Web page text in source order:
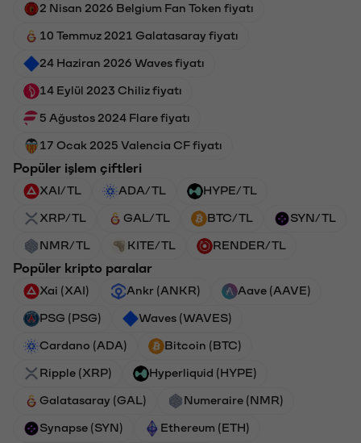
2 Nisan 2026 Belgium Fan Token fiyatı
10 Temmuz 2021 Galatasaray fiyatı
24 Haziran 2026 Waves fiyatı
14 Eylül 2023 Chiliz fiyatı
5 Ağustos 2024 Flare fiyatı
17 Ocak 2025 Valencia CF fiyatı
Popüler işlem çiftleri
XAI/TL ADA/TL HYPE/TL
XRP/TL GAL/TL BTC/TL SYN/TL
NMR/TL KITE/TL RENDER/TL
Popüler kripto paralar
Xai (XAI) Ankr (ANKR) Aave (AAVE)
PSG (PSG) Waves (WAVES)
Cardano (ADA) Bitcoin (BTC)
Ripple (XRP) Hyperliquid (HYPE)
Galatasaray (GAL) Numeraire (NMR)
Synapse (SYN) Ethereum (ETH)